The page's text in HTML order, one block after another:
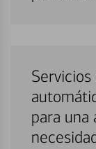
para una